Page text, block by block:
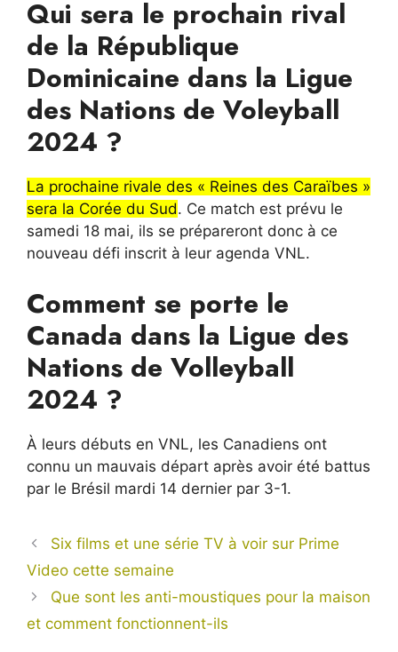
Qui sera le prochain rival
de la République
Dominicaine dans la Ligue
des Nations de Voleyball
2024 ?
La prochaine rivale des « Reines des Caraïbes »
sera la Corée du Sud. Ce match est prévu le
samedi 18 mai, ils se prépareront donc à ce
nouveau défi inscrit à leur agenda VNL.
Comment se porte le
Canada dans la Ligue des
Nations de Volleyball
2024 ?
À leurs débuts en VNL, les Canadiens ont
connu un mauvais départ après avoir été battus
par le Brésil mardi 14 dernier par 3-1.
Six films et une série TV à voir sur Prime
Video cette semaine
Que sont les anti-moustiques pour la maison
et comment fonctionnent-ils